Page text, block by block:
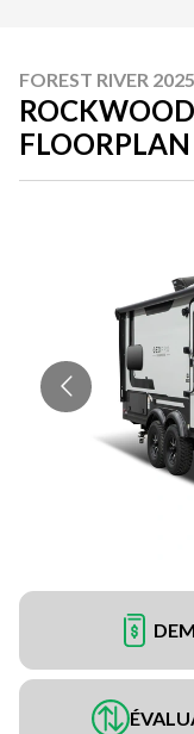
FOREST RIVER 2025
FLOORPLAN